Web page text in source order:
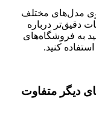
مدل‌های مختلف
دقیق‌تر درباره
به فروشگاه‌های
کنید.
دیگر متفاوت